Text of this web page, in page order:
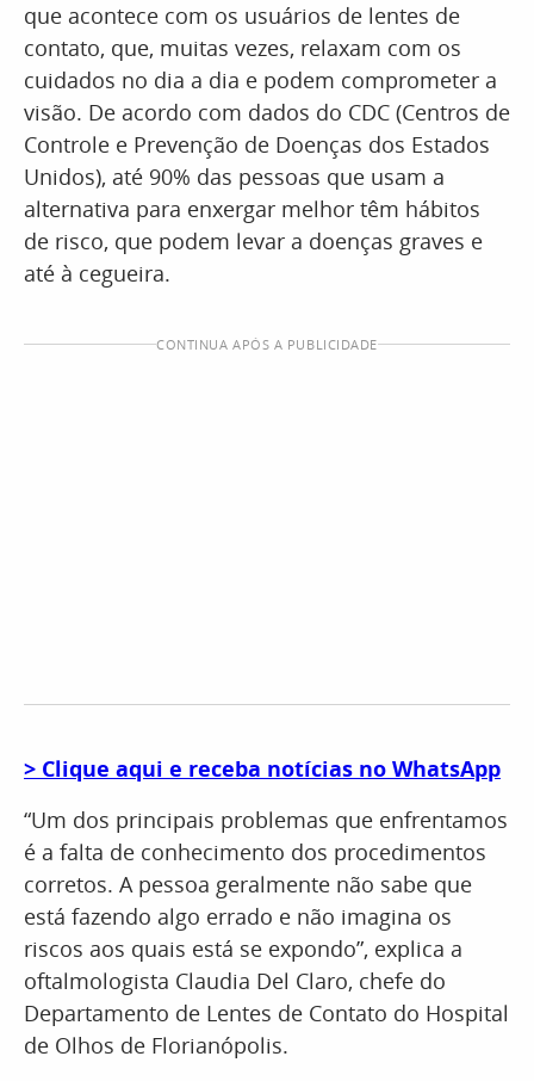
que acontece com os usuários de lentes de
contato, que, muitas vezes, relaxam com os
cuidados no dia a dia e podem comprometer a
visão. De acordo com dados do CDC (Centros de
Controle e Prevenção de Doenças dos Estados
Unidos), até 90% das pessoas que usam a
alternativa para enxergar melhor têm hábitos
de risco, que podem levar a doenças graves e
até à cegueira.
CONTINUA APÓS A PUBLICIDADE
> Clique aqui e receba notícias no WhatsApp
“Um dos principais problemas que enfrentamos
é a falta de conhecimento dos procedimentos
corretos. A pessoa geralmente não sabe que
está fazendo algo errado e não imagina os
riscos aos quais está se expondo”, explica a
oftalmologista Claudia Del Claro, chefe do
Departamento de Lentes de Contato do Hospital
de Olhos de Florianópolis.